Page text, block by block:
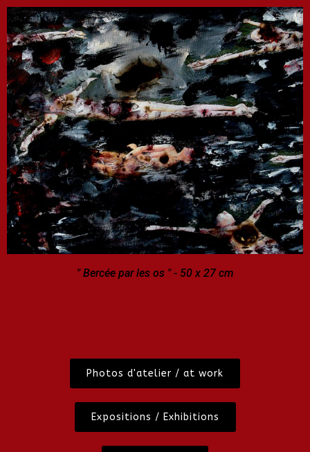
" Bercée par les os " - 50 x 27 cm
Photos d'atelier / at work
Expositions / Exhibitions